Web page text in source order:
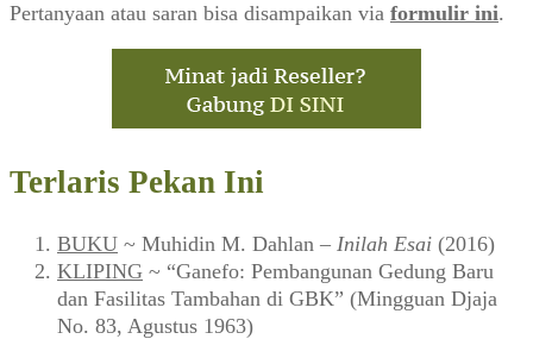
Pertanyaan atau saran bisa disampaikan via formulir ini.
Terlaris Pekan Ini
BUKU ~ Muhidin M. Dahlan – Inilah Esai (2016)
KLIPING ~ “Ganefo: Pembangunan Gedung Baru
dan Fasilitas Tambahan di GBK” (Mingguan Djaja
No. 83, Agustus 1963)